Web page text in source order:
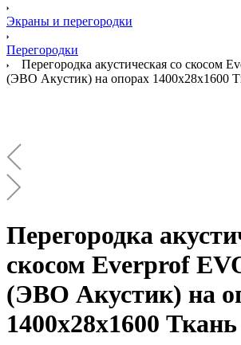
Экраны и перегородки
Перегородки
Перегородка акустическая со скосом
(ЭВО Акустик) на опорах 1400х28х1600
Перегородка
скосом Everprof
(ЭВО Акустик) на
1400х28х1600